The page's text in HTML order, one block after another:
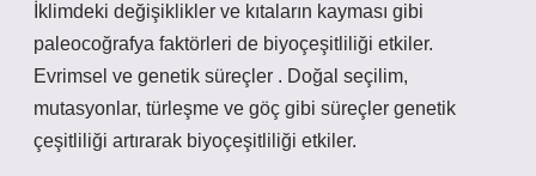
İklimdeki değişiklikler ve kıtaların kayması gibi
paleocoğrafya faktörleri de biyoçeşitliliği etkiler.
Evrimsel ve genetik süreçler . Doğal seçilim,
mutasyonlar, türleşme ve göç gibi süreçler genetik
çeşitliliği artırarak biyoçeşitliliği etkiler.